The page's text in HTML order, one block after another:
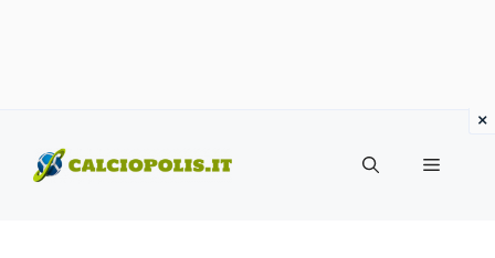
contenuto
Menu